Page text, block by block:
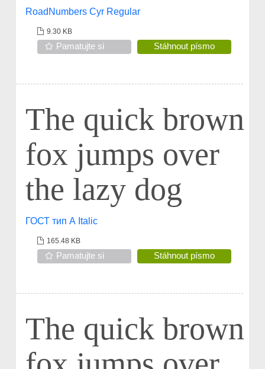
RoadNumbers Cyr Regular
9.30 KB
Pamatujte si Stáhnout písmo
The quick brown
fox jumps over
the lazy dog
ГОСТ тип А Italic
165.48 KB
Pamatujte si Stáhnout písmo
The quick brown